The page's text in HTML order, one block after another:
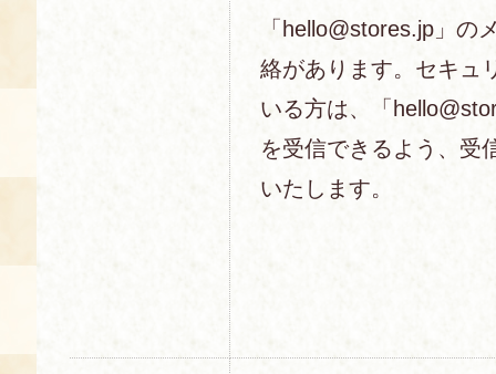
「hello@stores.jp」の
絡があります。セキュ
いる方は、「
を受信できるよう、受
いたします。